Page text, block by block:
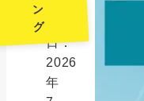
ン
グ
日：
2026
年